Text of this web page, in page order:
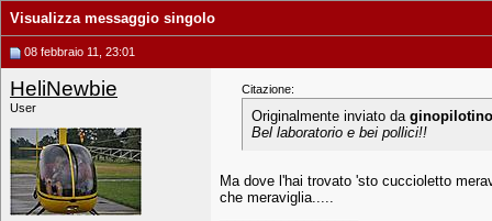
Visualizza messaggio singolo
08 febbraio 11, 23:01
HeliNewbie
User
Citazione:
Originalmente inviato da ginopilotino
Bel laboratorio e bei pollici!!
Ma dove l'hai trovato 'sto cuccioletto
che meraviglia.....